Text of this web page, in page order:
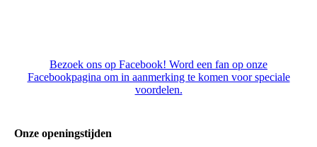
Bezoek ons op Facebook! Word een fan op onze
Facebookpagina om in aanmerking te komen voor speciale
voordelen.
Onze openingstijden